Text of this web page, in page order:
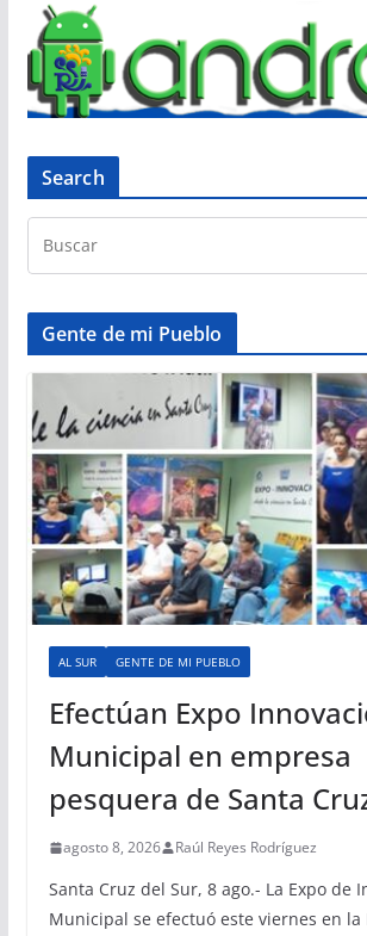
Search
Gente de mi Pueblo
AL SUR GENTE DE MI PUEBLO
Efectúan Expo
Municipal en empresa
pesquera de Santa
agosto 8, 2026 Raúl Reyes Rodríguez
Santa Cruz del Sur, 8 ago.- La Expo de
Municipal se efectuó este viernes en la